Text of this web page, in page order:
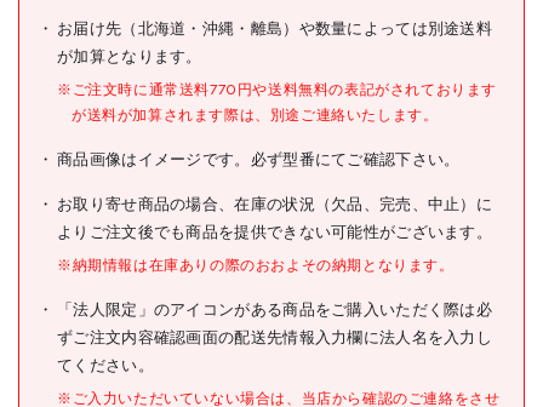
JANコード
●先端:先
●呼び寸法:M7
●加工ねじ:メートルねじ
●シャンク径d(mm):6.2
●全長L(mm):65
●#1＝先
材質/仕上
セット内容/付属品
お届け先（北海道・沖縄・離島）や数量によっては別途送料
が加算となります。
※ご注文時に通常送料770円や送料無料の表記がされております
が送料が加算されます際は、別途ご連絡いたします。
商品画像はイメージです。必ず型番にてご確認下さい。
お取り寄せ商品の場合、在庫の状況（欠品、完売、中止）に
よりご注文後でも商品を提供できない可能性がございます。
※納期情報は在庫ありの際のおおよその納期となります。
「法人限定」のアイコンがある商品をご購入いただく際は必
ずご注文内容確認画面の配送先情報入力欄に法人名を入力し
てください。
※ご入力いただいていない場合は、当店から確認のご連絡をさせ